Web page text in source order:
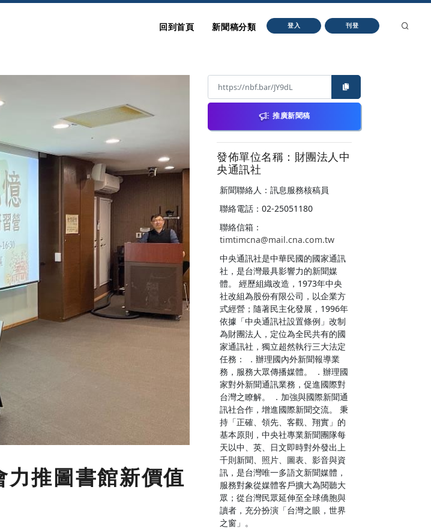
回到首頁 新聞稿分類 登入 刊登
推圖書館新價值
推廣新聞稿
發佈單位名稱：財團法人中
央通訊社
新聞聯絡人：訊息服務核稿員
聯絡電話：02-25051180
聯絡信箱：
timtimcna@mail.cna.com.tw
中央通訊社是中華民國的國家通訊
社，是台灣最具影響力的新聞媒
體。 經歷組織改造，1973年中央
社改組為股份有限公司，以企業方
式經營；隨著民主化發展，1996年
依據「中央通訊社設置條例」改制
為財團法人，定位為全民共有的國
家通訊社，獨立超然執行三大法定
任務： ．辦理國內外新聞報導業
務，服務大眾傳播媒體。 ．辦理國
家對外新聞通訊業務，促進國際對
台灣之瞭解。 ．加強與國際新聞通
訊社合作，增進國際新聞交流。 秉
持「正確、領先、客觀、翔實」的
基本原則，中央社專業新聞團隊每
天以中、英、日文即時對外發出上
千則新聞、照片、圖表、影音與資
訊，是台灣唯一多語文新聞媒體，
服務對象從媒體客戶擴大為閱聽大
眾；從台灣民眾延伸至全球僑胞與
讀者，充分扮演「台灣之眼，世界
之窗」。